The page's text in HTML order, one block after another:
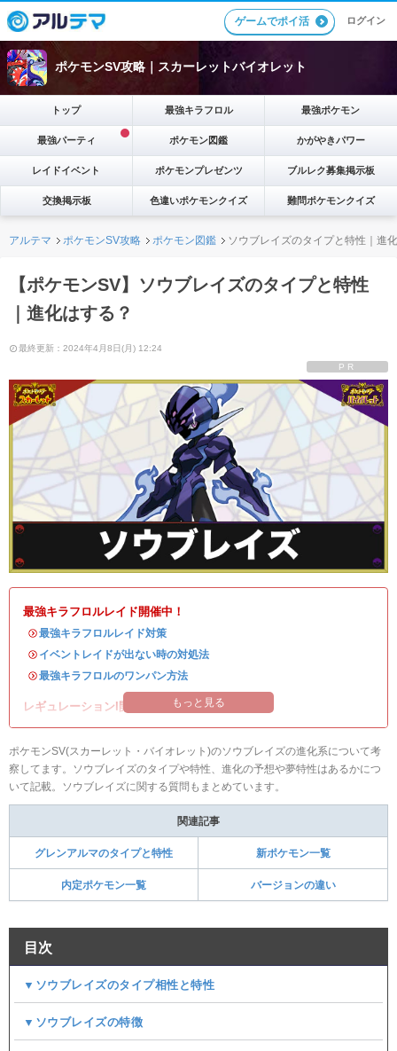
ゲームでポイ活 ログイン
ポケモンSV攻略｜スカーレットバイオレット
トップ 最強キラフロル 最強ポケモン
最強パーティ ポケモン図鑑 かがやきパワー
レイドイベント ポケモンプレゼンツ ブルレク募集掲示板
交換掲示板 色違いポケモンクイズ 難問ポケモンクイズ
アルテマ ポケモンSV攻略 ポケモン図鑑 ソウブレイズのタイプと特性｜進
【ポケモンSV】ソウブレイズのタイプと特性
｜進化はする？
最終更新：2024年4月8日(月) 12:24
PR
最強キラフロルレイド開催中！
・最強キラフロルレイド対策
・ イベントレイドが出ない時の対処法
・最強キラフロルのワンパン方法
レギュレーションI開催中！ もっと見る
ポケモンSV(スカーレット・バイオレット)のソウブレイズの進化系について考
察してます。ソウブレイズのタイプや特性、進化の予想や夢特性はあるかにつ
いて記載。ソウブレイズに関する質問もまとめています。
関連記事
グレンアルマのタイプと特性 新ポケモン一覧
内定ポケモン一覧 バージョンの違い
目次
▼ソウブレイズのタイプ相性と特性
▼ソウブレイズの特徴